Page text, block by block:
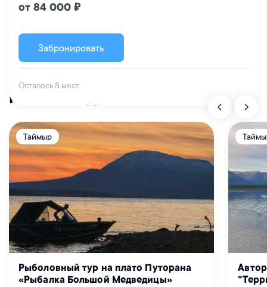
от 84 000 ₽
Забронировать
Осталось 8 мест
Похожие туры
Таймыр
Рыболовный тур на плато Путорана
«Рыбалка Большой Медведицы»